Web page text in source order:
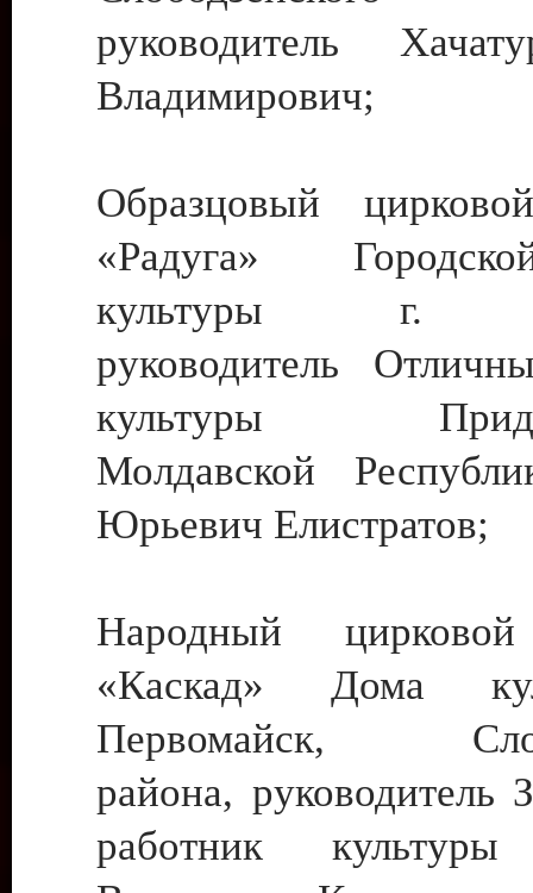
руководитель
Владимирович;
Образцовый
«Радуга»
культуры г.
руководитель
культуры
Молдавской
Юрьевич Елистратов;
Народный цирковой
«Каскад» Дома
Первомайск,
района, руководитель
работник культуры